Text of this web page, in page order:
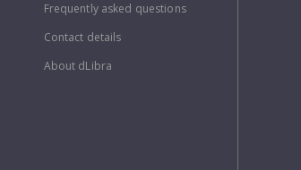
Frequently asked questions
Contact details
About dLibra